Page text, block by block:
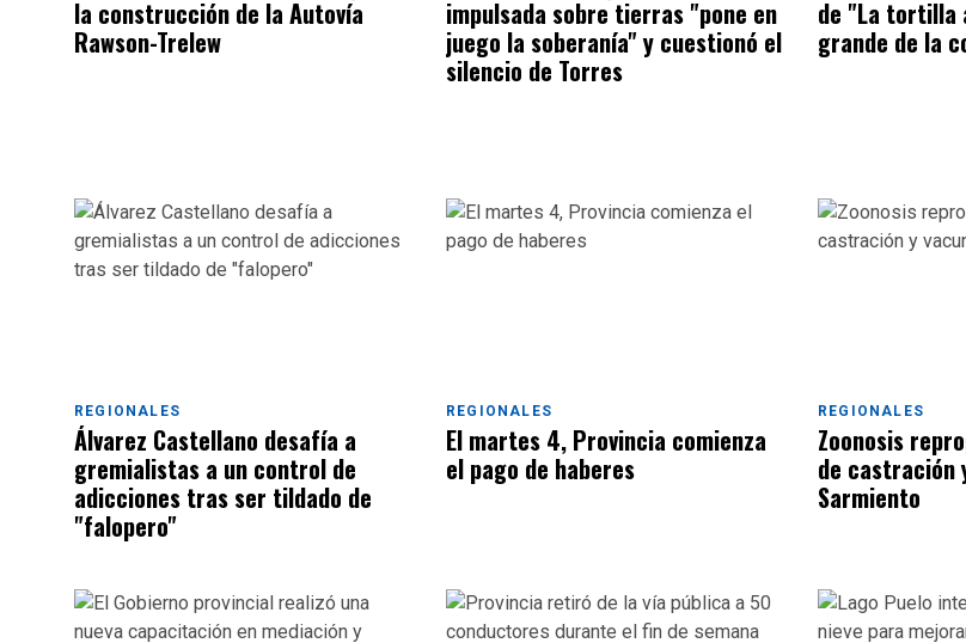
la construcción de la Autovía
Rawson-Trelew
impulsada sobre tierras "pone en
juego la soberanía" y cuestionó el
silencio de Torres
de "La tortilla
grande de la
REGIONALES
Álvarez Castellano desafía a
gremialistas a un control de
adicciones tras ser tildado de
"falopero"
REGIONALES
El martes 4, Provincia comienza
el pago de haberes
REGIONALES
Zoonosis
de castración
Sarmiento